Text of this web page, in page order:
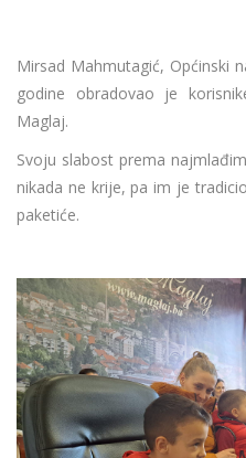
Mirsad Mahmutagić, Općinski
godine obradovao je
Maglaj.
Svoju slabost prema
nikada ne krije, pa im je
paketiće.